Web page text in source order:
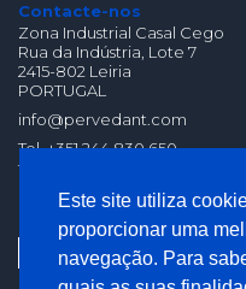
Este site utiliza
proporcionar uma
navegação. Para
Contacte-nos
Zona Industrial Casal Cego
Rua da Indústria, Lote 7
2415-802 Leiria
PORTUGAL
info@pervedant.com
Tel. +351 244 830 650
fax. +351 244 830 659
Fixa Nacional)